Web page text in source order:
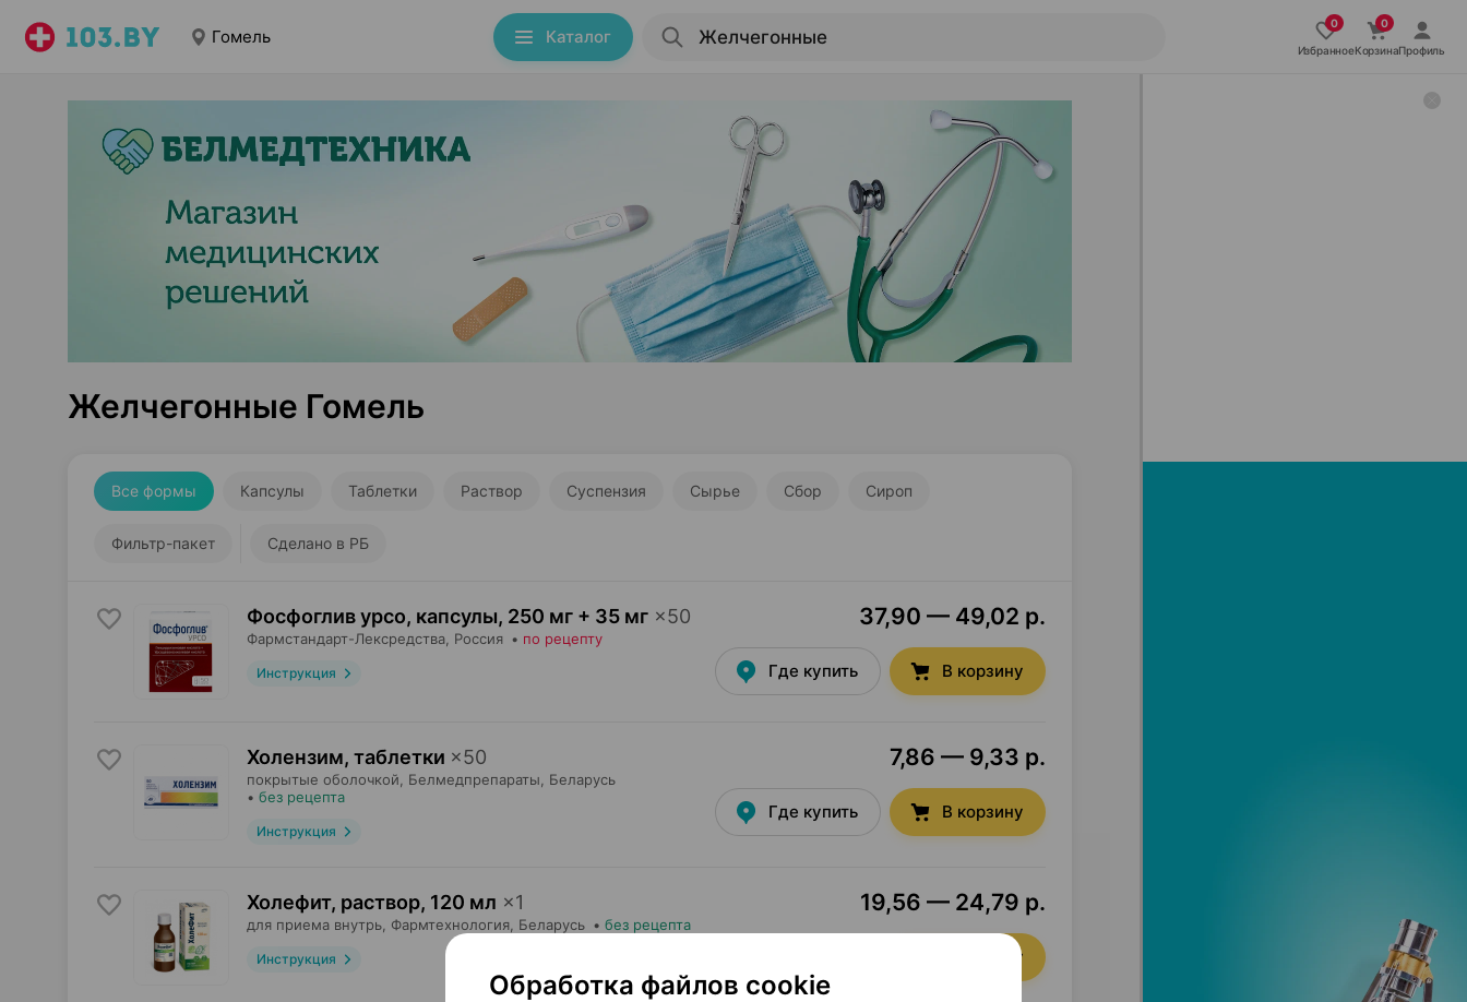
Гомель Каталог
ИзбранноеКорзинаПрофиль
Желчегонные Гомель
Все формы Капсулы Таблетки Раствор Суспензия Сырье Сбор Сироп
Фильтр-пакет Сделано в РБ
Фосфоглив урсо, капсулы, 250 мг + 35 мг ×50
Фармстандарт-Лексредства , Россия • по рецепту
Инструкция
37,90 — 49,02 р.
Где купить В корзину
Холензим, таблетки ×50
покрытые оболочкой, Белмедпрепараты , Беларусь
• без рецепта
Инструкция
7,86 — 9,33 р.
Где купить В корзину
Холефит, раствор, 120 мл ×1
для приема внутрь, Фармтехнология , Беларусь • без рецепта
Инструкция
19,56 — 24,79 р.
В корзину
Обработка файлов cookie